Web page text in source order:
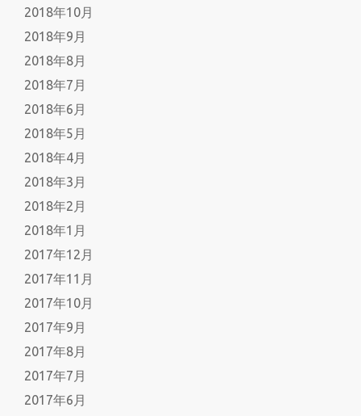
2018年10月
2018年9月
2018年8月
2018年7月
2018年6月
2018年5月
2018年4月
2018年3月
2018年2月
2018年1月
2017年12月
2017年11月
2017年10月
2017年9月
2017年8月
2017年7月
2017年6月